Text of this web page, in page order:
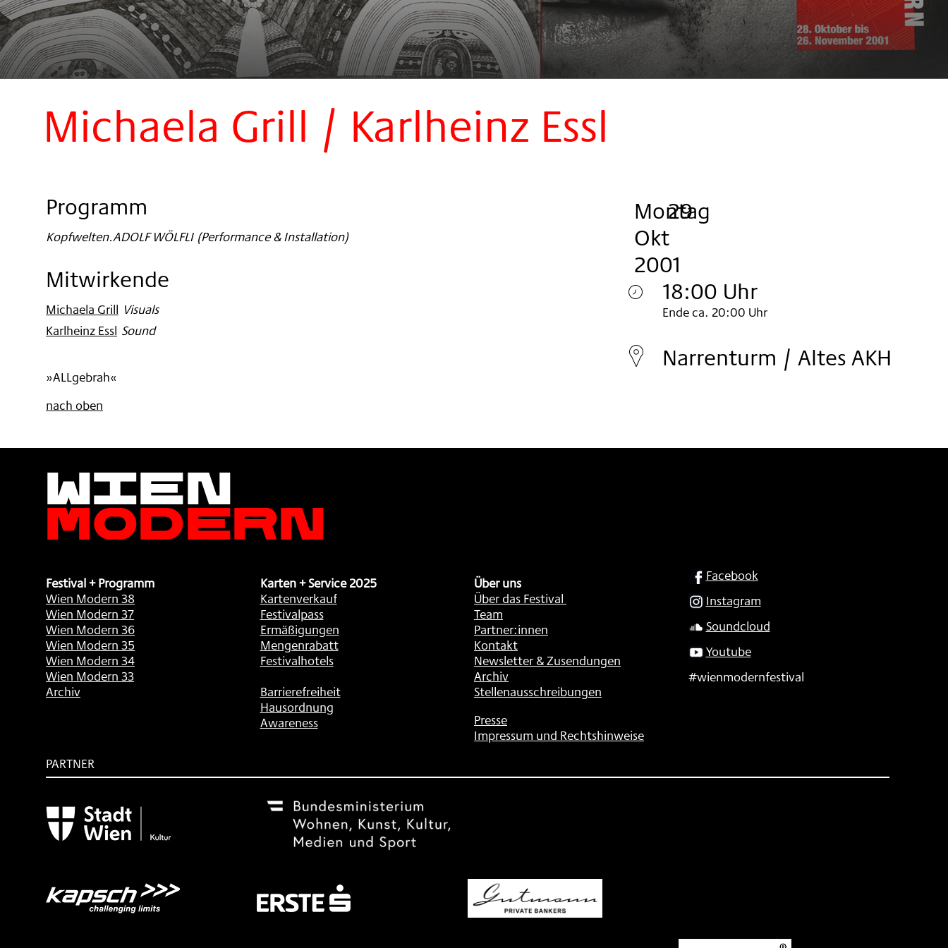
Michaela Grill / Karlheinz Essl
Montag
, 29
.
Okt
2001
.
18:00 Uhr
Montag
29.
Okt
Ende ca. 20:00 Uhr
Narrenturm / Altes AKH
Programm
Kopfwelten.ADOLF WÖLFLI (Performance & Installation)
Mitwirkende
Michaela Grill: Visuals
Karlheinz Essl: Sound
»ALLgebrah«
nach oben
Wien
Modern
Festival + Programm
Wien Modern 38
Wien Modern 37
Wien Modern 36
Wien Modern 35
Wien Modern 34
Wien Modern 33
Archiv
Karten + Service 2025
Kartenverkauf
Festivalpass
Ermäßigungen
Mengenrabatt
Festivalhotels
Barrierefreiheit
Hausordnung
Awareness
Über uns
Über das Festival
Team
Partner:innen
Kontakt
Newsletter & Zusendungen
Archiv
Stellenausschreibungen
Presse
Impressum und Rechtshinweise
SOCIAL
Facebook
Instagram
Soundcloud
Youtube
#wienmodernfestival
PARTNER